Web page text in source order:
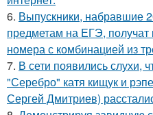
6. Выпускники, набравшие
предметам на ЕГЭ,
номера с комбинацией из
7. В сети появились слухи,
"Серебро" катя кищук и
Сергей Дмитриев)